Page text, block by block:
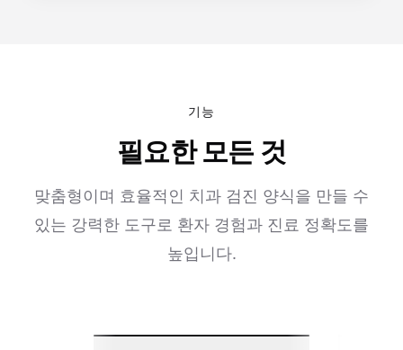
기능
필요한 모든 것
맞춤형이며 효율적인 치과 검진 양식을 만들 수
있는 강력한 도구로 환자 경험과 진료 정확도를
높입니다.